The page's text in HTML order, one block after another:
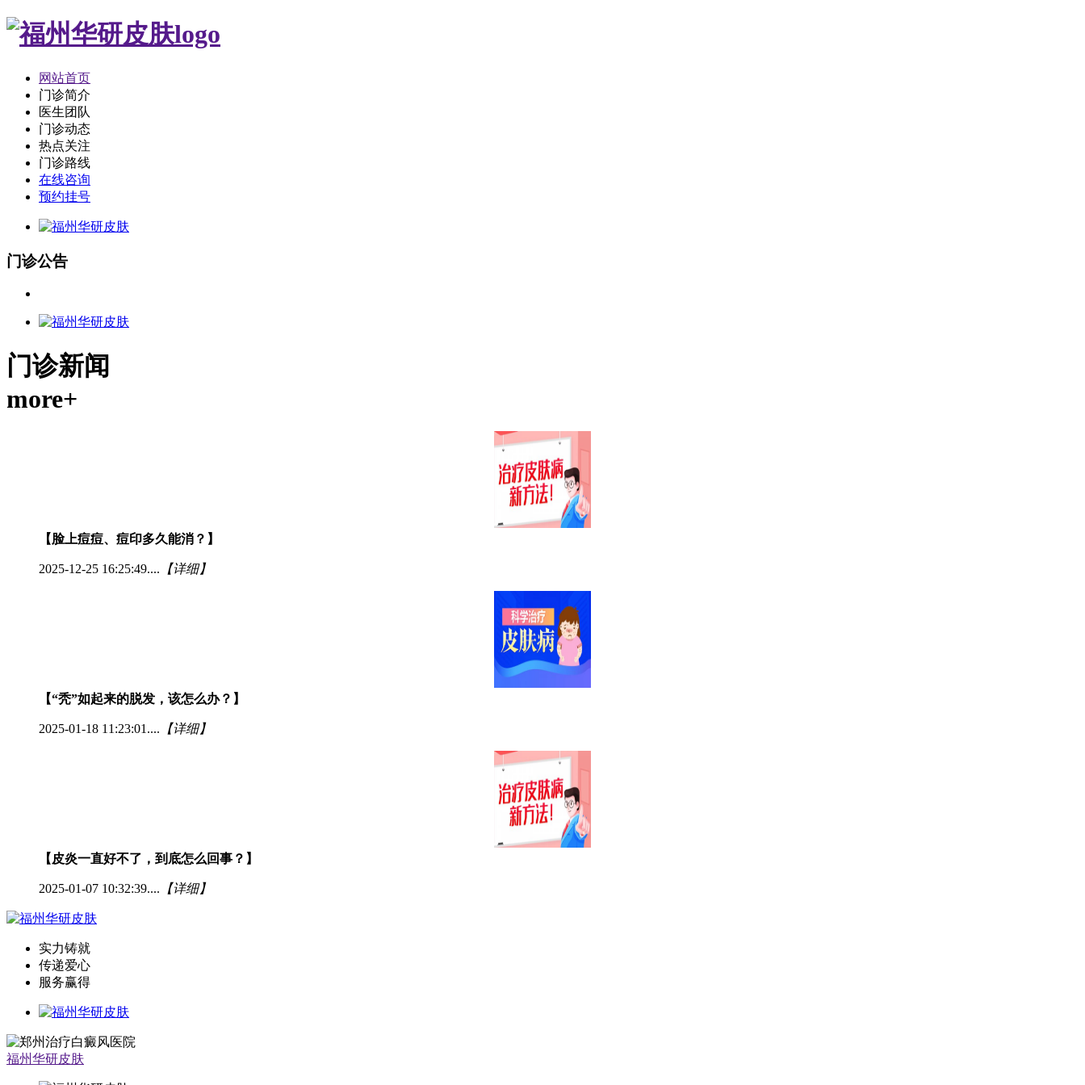
网站首页
门诊简介
医生团队
门诊动态
热点关注
门诊路线
在线咨询
预约挂号
门诊公告
门诊新闻
more+
【脸上痘痘、痘印多久能消？】
2025-12-25 16:25:49.... 【详细】
【“秃”如起来的脱发，该怎么办？】
2025-01-18 11:23:01.... 【详细】
【皮炎一直好不了，到底怎么回事？】
2025-01-07 10:32:39.... 【详细】
实力铸就
传递爱心
服务赢得
福州华研皮肤